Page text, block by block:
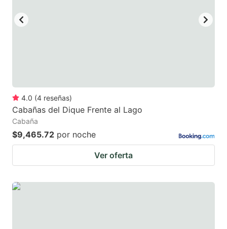
for
changing
changing
4.0 (4 reseñas)
Cabañas del Dique Frente al Lago
Cabaña
$9,465.72 por noche
Ver oferta